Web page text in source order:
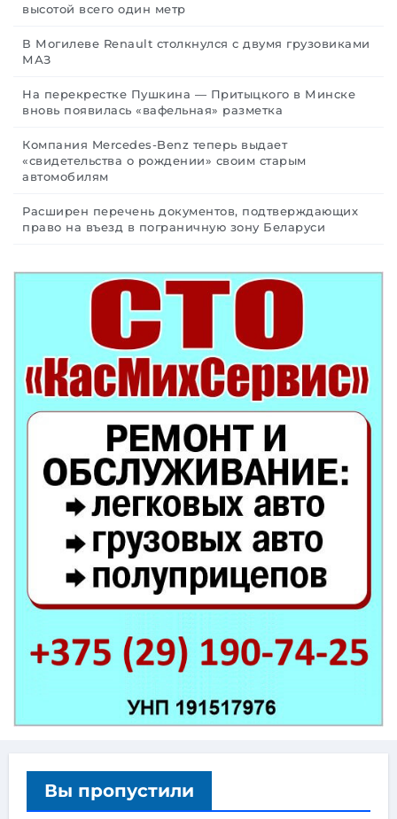
высотой всего один метр
В Могилеве Renault столкнулся с двумя грузовиками
МАЗ
На перекрестке Пушкина — Притыцкого в Минске
вновь появилась «вафельная» разметка
Компания Mercedes-Benz теперь выдает
«свидетельства о рождении» своим старым
автомобилям
Расширен перечень документов, подтверждающих
право на въезд в пограничную зону Беларуси
Вы пропустили